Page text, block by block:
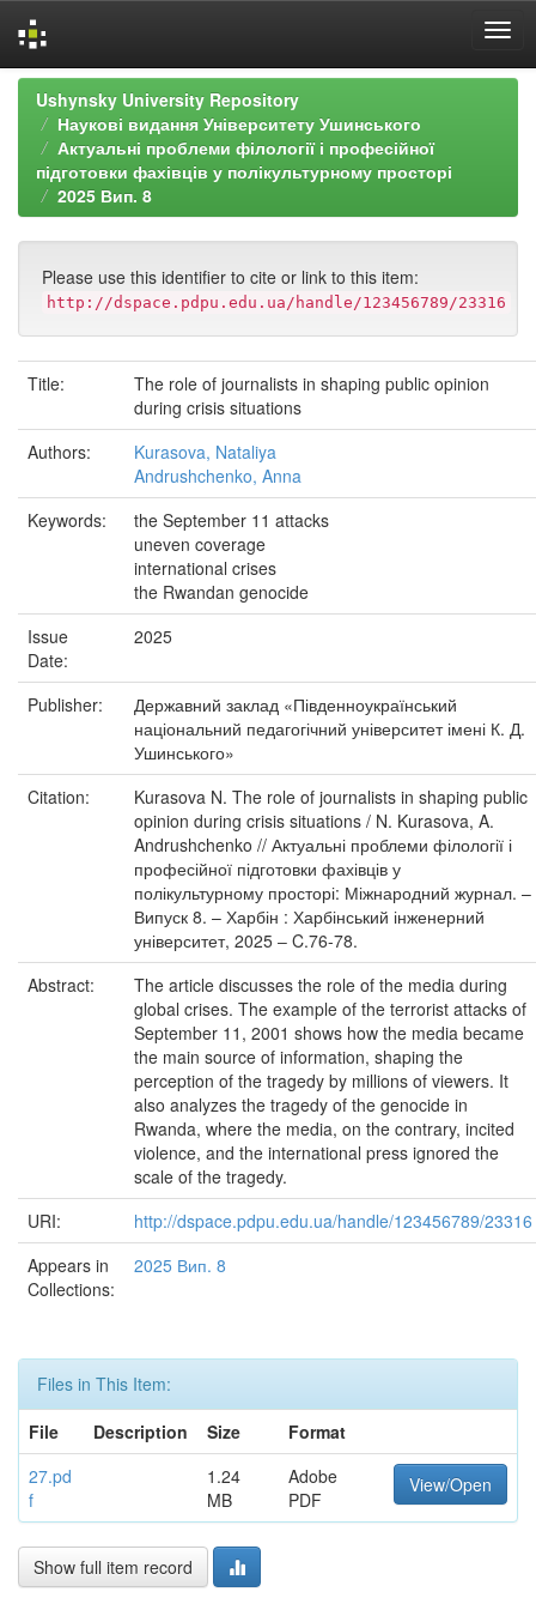
Skip
navigation
Ushynsky University Repository
Наукові видання Університету Ушинського
Актуальні проблеми філології і професійної
підготовки фахівців у полікультурному просторі
2025 Вип. 8
Please use this identifier to cite or link to this item:
http://dspace.pdpu.edu.ua/handle/123456789/23316
Title:
The role of journalists in shaping public opinion
during crisis situations
Authors:
Kurasova, Nataliya
Andrushchenko, Anna
Keywords:
the September 11 attacks
uneven coverage
international crises
the Rwandan genocide
Issue
Date:
2025
Publisher:
Державний заклад «Південноукраїнський
національний педагогічний університет імені К. Д.
Ушинського»
Citation:
Kurasova N. The role of journalists in shaping public
opinion during crisis situations / N. Kurasova, A.
Andrushchenko // Актуальні проблеми філології і
професійної підготовки фахівців у
полікультурному просторі: Міжнародний журнал. –
Випуск 8. – Харбін : Харбінський інженерний
університет, 2025 ‒ C.76-78.
Abstract:
The article discusses the role of the media during
global crises. The example of the terrorist attacks of
September 11, 2001 shows how the media became
the main source of information, shaping the
perception of the tragedy by millions of viewers. It
also analyzes the tragedy of the genocide in
Rwanda, where the media, on the contrary, incited
violence, and the international press ignored the
scale of the tragedy.
URI:
http://dspace.pdpu.edu.ua/handle/123456789/23316
Appears in
Collections:
2025 Вип. 8
Files in This Item:
File
Description Size
Format
27.pd
f
1.24
MB
Adobe
PDF
View/Open
Show full item record